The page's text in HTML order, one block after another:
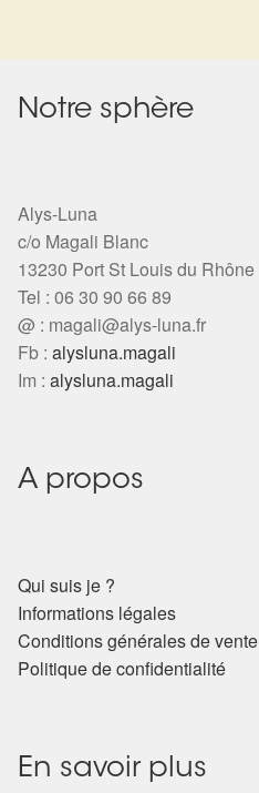
Notre sphère
Alys-Luna
c/o Magali Blanc
13230 Port St Louis du Rhône
Tel : 06 30 90 66 89
@ : magali@alys-luna.fr
Fb : alysluna.magali
Im : alysluna.magali
A propos
Qui suis je ?
Informations légales
Conditions générales de vente
Politique de confidentialité
En savoir plus